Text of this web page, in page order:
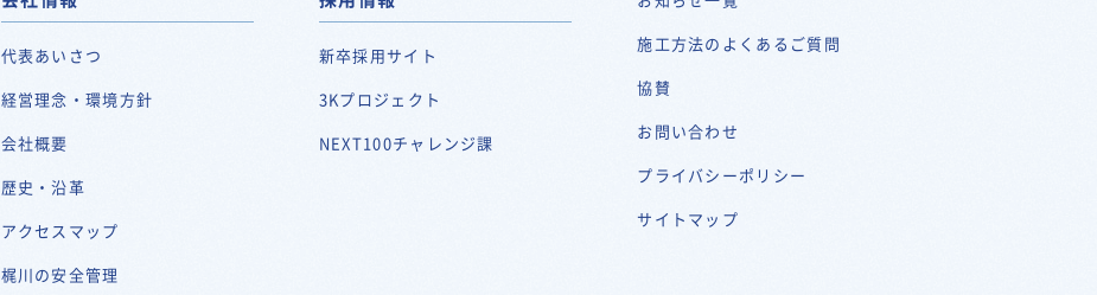
代表あいさつ
経営理念・環境方針
会社概要
歴史・沿革
アクセスマップ
梶川の安全管理
新卒採用サイト
3Kプロジェクト
NEXT100チャレンジ課
施工方法のよくあるご質問
協賛
お問い合わせ
プライバシーポリシー
サイトマップ